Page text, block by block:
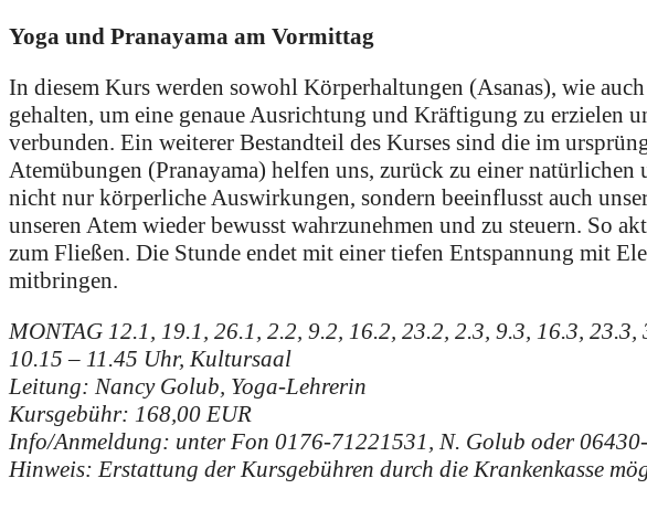
Yoga und Pranayama am Vormittag
In diesem Kurs werden sowohl Körperhaltungen (Asanas), wie
gehalten, um eine genaue Ausrichtung und Kräftigung zu erzielen
verbunden. Ein weiterer Bestandteil des Kurses sind die im
Atemübungen (Pranayama) helfen uns, zurück zu einer
nicht nur körperliche Auswirkungen, sondern beeinflusst auch
unseren Atem wieder bewusst wahrzunehmen und zu steuern. So
zum Fließen. Die Stunde endet mit einer tiefen Entspannung mit
mitbringen.
MONTAG 12.1, 19.1, 26.1, 2.2, 9.2, 16.2, 23.2, 2.3, 9.3, 16.3, 23.3,
10.15 – 11.45 Uhr, Kultursaal
Leitung: Nancy Golub, Yoga-Lehrerin
Kursgebühr: 168,00 EUR
Info/Anmeldung: unter Fon 0176-71221531, N. Golub oder
Hinweis: Erstattung der Kursgebühren durch die Krankenkasse